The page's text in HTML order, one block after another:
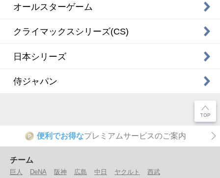
オールスターゲーム
クライマックスシリーズ(CS)
日本シリーズ
侍ジャパン
P 便利でお得なプレミアムサービスのご案内
チーム
巨人 DeNA 阪神 広島 中日 ヤクルト 西武